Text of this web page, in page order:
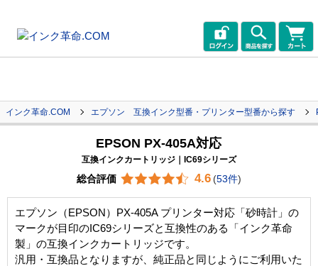
インク革命.COM エプソン 互換インク型番・プリンター型番から探す
EPSON PX-405A対応
互換インクカートリッジ｜IC69シリーズ
総合評価 4.6 (53件)
エプソン（EPSON）PX-405A プリンター対応「砂時計」の
マークが目印のIC69シリーズと互換性のある「インク革命
製」の互換インクカートリッジです。
汎用・互換品となりますが、純正品と同じようにご利用いた